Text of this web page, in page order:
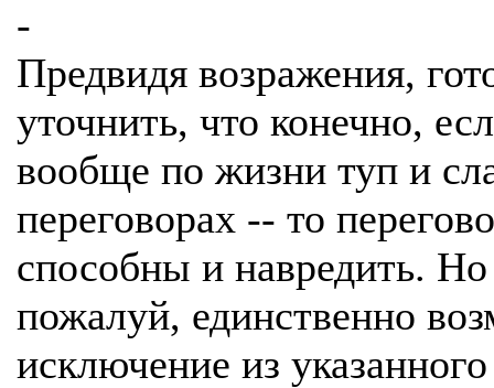
-
Предвидя возражения,
уточнить, что конечно,
вообще по жизни туп и
переговорах -- то
способны и навредить. Но
пожалуй, единственно
исключение из указанного